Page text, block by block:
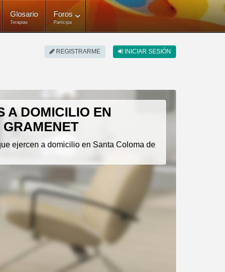
Glosario
Terapias
Foros
Participa
REGISTRARME INICIAR SESIÓN
A DOMICILIO EN
ejercen a domicilio en Santa Coloma de